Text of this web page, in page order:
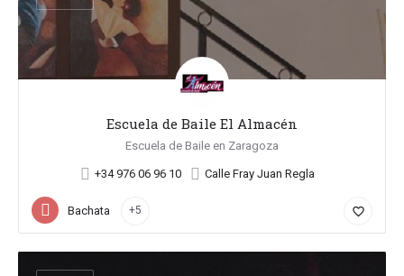
Escuela de Baile El Almacén
Escuela de Baile en Zaragoza
+34 976 06 96 10 Calle Fray Juan Regla
Bachata +5 favorite_border